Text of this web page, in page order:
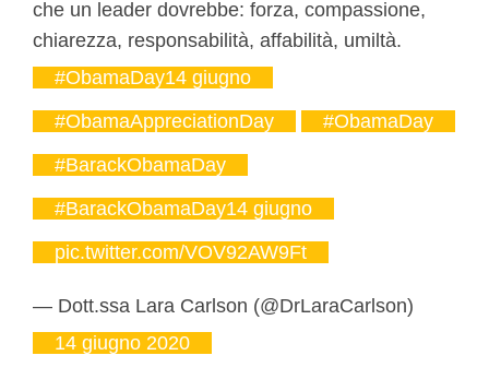
che un leader dovrebbe: forza, compassione,
chiarezza, responsabilità, affabilità, umiltà.
#ObamaDay14 giugno
#ObamaAppreciationDay
#ObamaDay
#BarackObamaDay
#BarackObamaDay14 giugno
pic.twitter.com/VOV92AW9Ft
— Dott.ssa Lara Carlson (@DrLaraCarlson)
14 giugno 2020